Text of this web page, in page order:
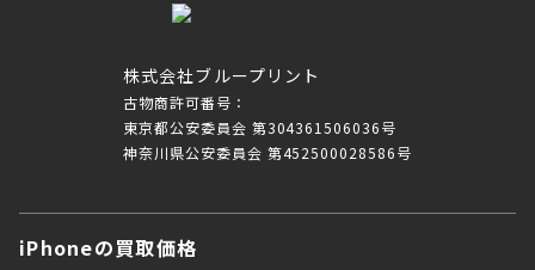
株式会社ブループリント
古物商許可番号：
東京都公安委員会 第304361506036号
神奈川県公安委員会 第452500028586号
iPhoneの買取価格